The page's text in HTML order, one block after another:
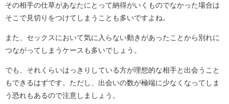
その相手の仕草があなたにとって納得がいくものでなかった場合は
そこで見切りをつけてしまうことも多いですよね。
また、セックスにおいて気に入らない動きがあったことから別れに
つながってしまうケースも多いでしょう。
でも、それくらいはっきりしている方が理想的な相手と出会うこと
もできるはずです。ただし、出会いの数が極端に少なくなってしま
う恐れもあるので注意しましょう。